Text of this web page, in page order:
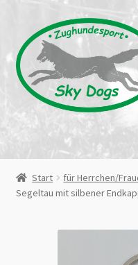
Navigation
springen
Inhalt
springen
Start für Herrchen/
Segeltau mit silbener